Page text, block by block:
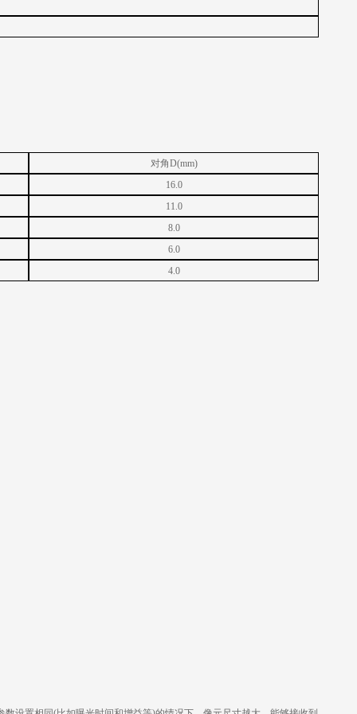
对角D(mm)
16.0
11.0
8.0
6.0
4.0